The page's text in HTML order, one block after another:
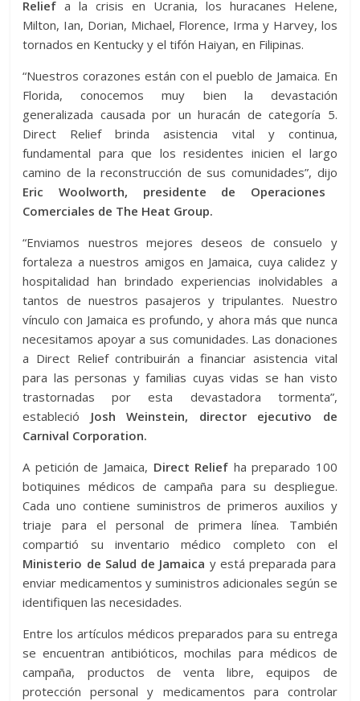
Relief a la crisis en Ucrania, los huracanes Helene,
Milton, Ian, Dorian, Michael, Florence, Irma y Harvey, los
tornados en Kentucky y el tifón Haiyan, en Filipinas.
“Nuestros corazones están con el pueblo de Jamaica. En
Florida, conocemos muy bien la devastación
generalizada causada por un huracán de categoría 5.
Direct Relief brinda asistencia vital y continua,
fundamental para que los residentes inicien el largo
camino de la reconstrucción de sus comunidades”, dijo
Eric Woolworth, presidente de Operaciones
Comerciales de The Heat Group.
“Enviamos nuestros mejores deseos de consuelo y
fortaleza a nuestros amigos en Jamaica, cuya calidez y
hospitalidad han brindado experiencias inolvidables a
tantos de nuestros pasajeros y tripulantes. Nuestro
vínculo con Jamaica es profundo, y ahora más que nunca
necesitamos apoyar a sus comunidades. Las donaciones
a Direct Relief contribuirán a financiar asistencia vital
para las personas y familias cuyas vidas se han visto
trastornadas por esta devastadora tormenta”,
estableció Josh Weinstein, director ejecutivo de
Carnival Corporation.
A petición de Jamaica, Direct Relief ha preparado 100
botiquines médicos de campaña para su despliegue.
Cada uno contiene suministros de primeros auxilios y
triaje para el personal de primera línea. También
compartió su inventario médico completo con el
Ministerio de Salud de Jamaica y está preparada para
enviar medicamentos y suministros adicionales según se
identifiquen las necesidades.
Entre los artículos médicos preparados para su entrega
se encuentran antibióticos, mochilas para médicos de
campaña, productos de venta libre, equipos de
protección personal y medicamentos para controlar